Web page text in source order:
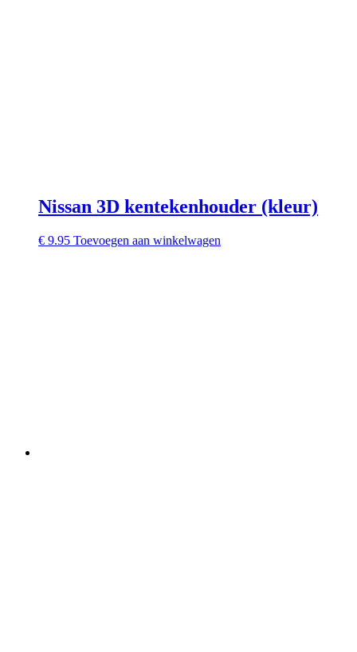
Nissan 3D kentekenhouder (kleur)
€ 9.95 Toevoegen aan winkelwagen